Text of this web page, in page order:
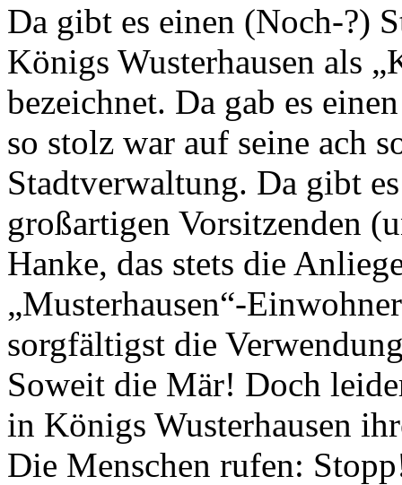
Da gibt es einen (Noch-?)
Königs Wusterhausen als
bezeichnet. Da gab es
so stolz war auf seine ach
Stadtverwaltung. Da gibt
großartigen Vorsitzenden
Hanke, das stets die
„Musterhausen“-
sorgfältigst die
Soweit die Mär! Doch
in Königs Wusterhausen
Die Menschen rufen: